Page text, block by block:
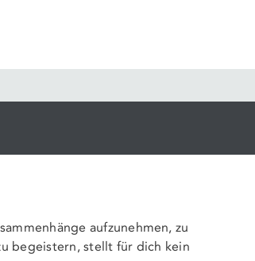
M/D)
aufzunehmen, zu
begeistern, stellt für dich kein